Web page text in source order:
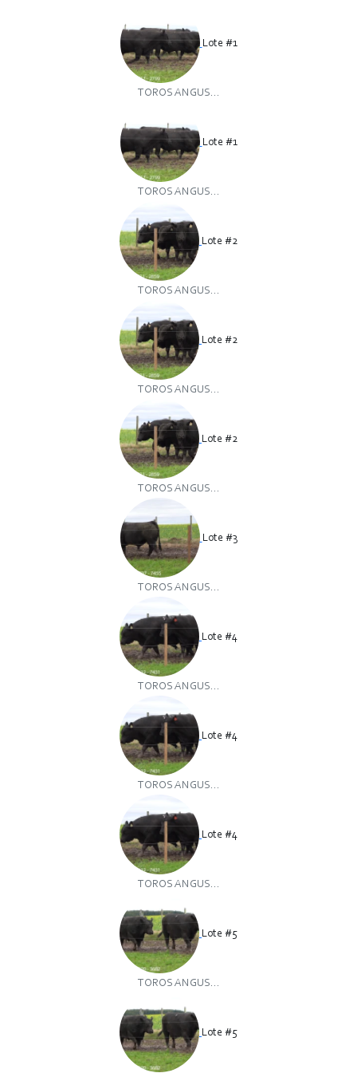
Lote #1
TOROS ANGUS...
Lote #1
TOROS ANGUS...
Lote #2
TOROS ANGUS...
Lote #2
TOROS ANGUS...
Lote #2
TOROS ANGUS...
Lote #3
TOROS ANGUS...
Lote #4
TOROS ANGUS...
Lote #4
TOROS ANGUS...
Lote #4
TOROS ANGUS...
Lote #5
TOROS ANGUS...
Lote #5